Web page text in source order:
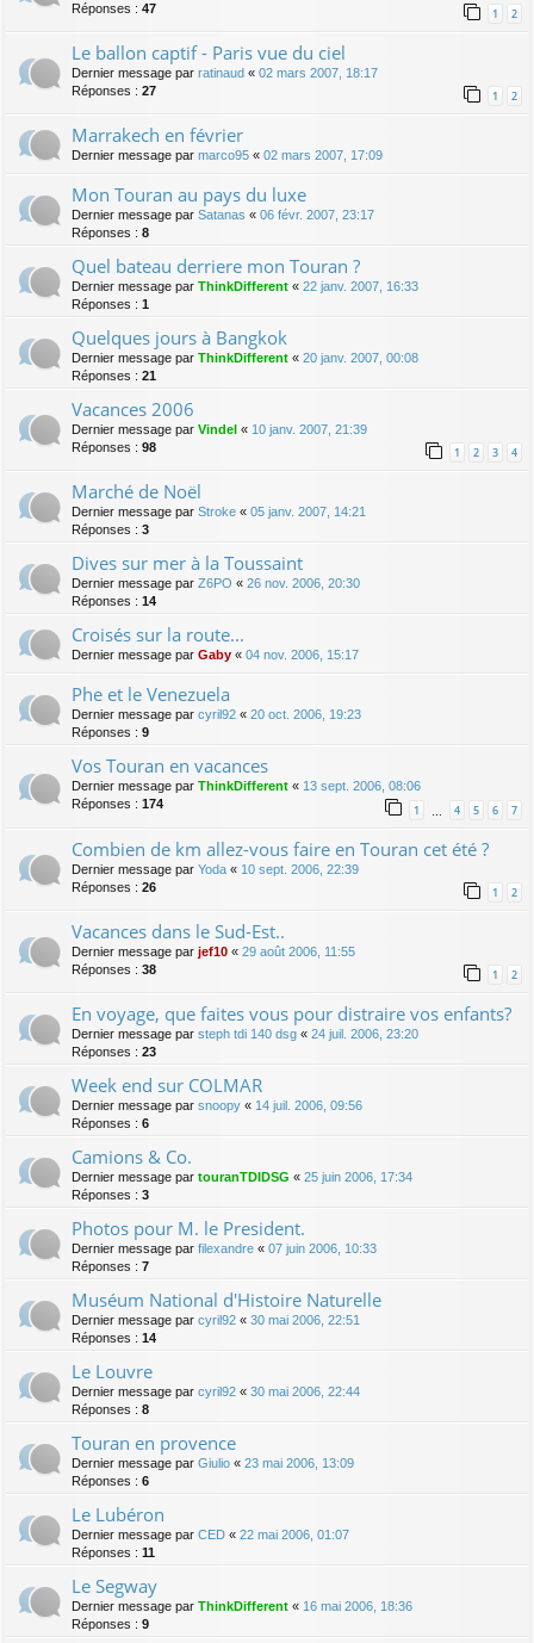
Réponses : 47 1 2
Le ballon captif - Paris vue du ciel
Dernier message par ratinaud « 02 mars 2007, 18:17
Réponses : 27 1 2
Marrakech en février
Dernier message par marco95 « 02 mars 2007, 17:09
Mon Touran au pays du luxe
Dernier message par Satanas « 06 févr. 2007, 23:17
Réponses : 8
Quel bateau derriere mon Touran ?
Dernier message par ThinkDifferent « 22 janv. 2007, 16:33
Réponses : 1
Quelques jours à Bangkok
Dernier message par ThinkDifferent « 20 janv. 2007, 00:08
Réponses : 21
Vacances 2006
Dernier message par Vindel « 10 janv. 2007, 21:39
Réponses : 98 1 2 3 4
Marché de Noël
Dernier message par Stroke « 05 janv. 2007, 14:21
Réponses : 3
Dives sur mer à la Toussaint
Dernier message par Z6PO « 26 nov. 2006, 20:30
Réponses : 14
Croisés sur la route...
Dernier message par Gaby « 04 nov. 2006, 15:17
Phe et le Venezuela
Dernier message par cyril92 « 20 oct. 2006, 19:23
Réponses : 9
Vos Touran en vacances
Dernier message par ThinkDifferent « 13 sept. 2006, 08:06
Réponses : 174 1 4 5 6 7
Combien de km allez-vous faire en Touran cet été ?
Dernier message par Yoda « 10 sept. 2006, 22:39
Réponses : 26 1 2
Vacances dans le Sud-Est..
Dernier message par jef10 « 29 août 2006, 11:55
Réponses : 38 1 2
En voyage, que faites vous pour distraire vos enfants?
Dernier message par steph tdi 140 dsg « 24 juil. 2006, 23:20
Réponses : 23
Week end sur COLMAR
Dernier message par snoopy « 14 juil. 2006, 09:56
Réponses : 6
Camions & Co.
Dernier message par touranTDIDSG « 25 juin 2006, 17:34
Réponses : 3
Photos pour M. le President.
Dernier message par filexandre « 07 juin 2006, 10:33
Réponses : 7
Muséum National d'Histoire Naturelle
Dernier message par cyril92 « 30 mai 2006, 22:51
Réponses : 14
Le Louvre
Dernier message par cyril92 « 30 mai 2006, 22:44
Réponses : 8
Touran en provence
Dernier message par Giulio « 23 mai 2006, 13:09
Réponses : 6
Le Lubéron
Dernier message par CED « 22 mai 2006, 01:07
Réponses : 11
Le Segway
Dernier message par ThinkDifferent « 16 mai 2006, 18:36
Réponses : 9